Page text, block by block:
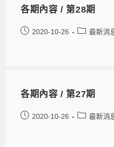
各期內容 / 第28期
2020-10-26 最新消
各期內容 / 第27期
2020-10-26 最新消